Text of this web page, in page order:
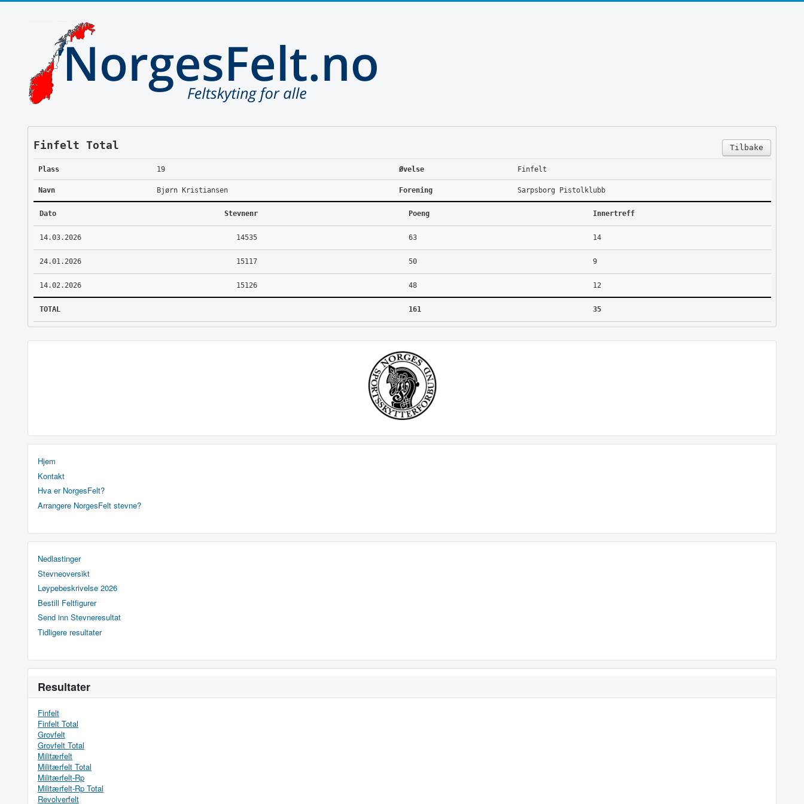
Tilbake
Finfelt Total
Plass 19 Øvelse Finfelt
Navn Bjørn Kristiansen Forening Sarpsborg Pistolklubb
Dato Stevnenr Poeng Innertreff
14.03.2026 14535 63 14
24.01.2026 15117 50 9
14.02.2026 15126 48 12
TOTAL 161 35
Hjem
Kontakt
Hva er NorgesFelt?
Arrangere NorgesFelt stevne?
Nedlastinger
Stevneoversikt
Løypebeskrivelse 2026
Bestill Feltfigurer
Send inn Stevneresultat
Tidligere resultater
Resultater
Finfelt
Finfelt Total
Grovfelt
Grovfelt Total
Militærfelt
Militærfelt Total
Militærfelt-Rp
Militærfelt-Rp Total
Revolverfelt